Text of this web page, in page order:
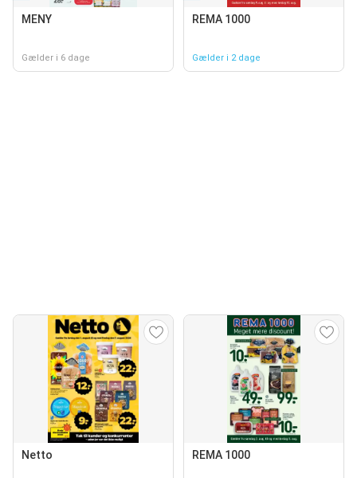
MENY
Gælder i 6 dage
REMA 1000
Gælder i 2 dage
Netto REMA 1000